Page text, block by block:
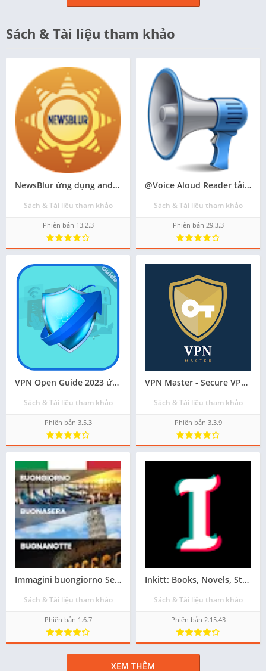
Sách & Tài liệu tham khảo
NewsBlur ứng dụng android apk - Tải về
Sách & Tài liệu tham khảo
Phiên bản 13.2.3
@Voice Aloud Reader tải apk mới nhất cho android
Sách & Tài liệu tham khảo
Phiên bản 29.3.3
VPN Open Guide 2023 ứng dụng android mới nhất - Tải về
Sách & Tài liệu tham khảo
Phiên bản 3.5.3
VPN Master - Secure VPN Advice tải xuống ứng dụng miễn phí
Sách & Tài liệu tham khảo
Phiên bản 3.3.9
Immagini buongiorno Sera Notte phiên bản android mới nhất - Tải về
Sách & Tài liệu tham khảo
Phiên bản 1.6.7
Inkitt: Books, Novels, Stories cài apk cho android - Miễn phí
Sách & Tài liệu tham khảo
Phiên bản 2.15.43
XEM THÊM